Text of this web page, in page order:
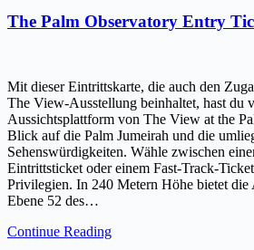
The Palm Observatory Entry
Mit dieser Eintrittskarte, die auch den
The View-Ausstellung beinhaltet, hast du
Aussichtsplattform von The View at the
Blick auf die Palm Jumeirah und die
Sehenswürdigkeiten. Wähle zwischen
Eintrittsticket oder einem Fast-Track-
Privilegien. In 240 Metern Höhe bietet die
Ebene 52 des…
Continue Reading